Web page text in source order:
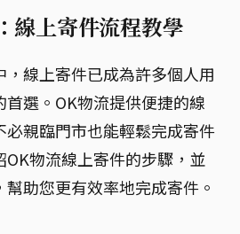
線上寄件流程教學
線上寄件已成為許多個人用
選。OK物流提供便捷的線
親臨門市也能輕鬆完成寄件
物流線上寄件的步驟，並
助您更有效率地完成寄件。